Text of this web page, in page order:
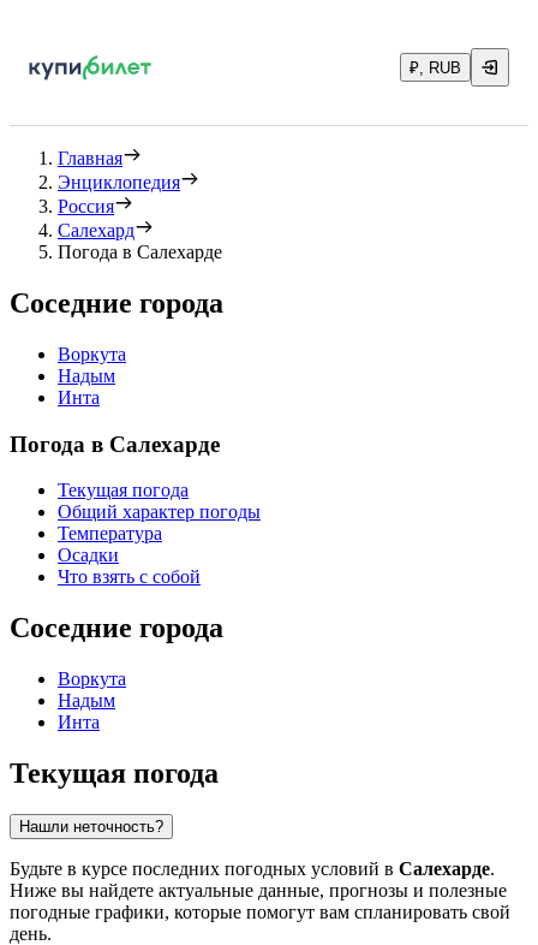
₽, RUB
Главная
Энциклопедия
Россия
Салехард
Погода в Салехарде
Соседние города
Воркута
Надым
Инта
Погода в Салехарде
Текущая погода
Общий характер погоды
Температура
Осадки
Что взять с собой
Соседние города
Воркута
Надым
Инта
Текущая погода
Нашли неточность?
Будьте в курсе последних погодных условий в Салехарде.
Ниже вы найдете актуальные данные, прогнозы и полезные
погодные графики, которые помогут вам спланировать свой
день.